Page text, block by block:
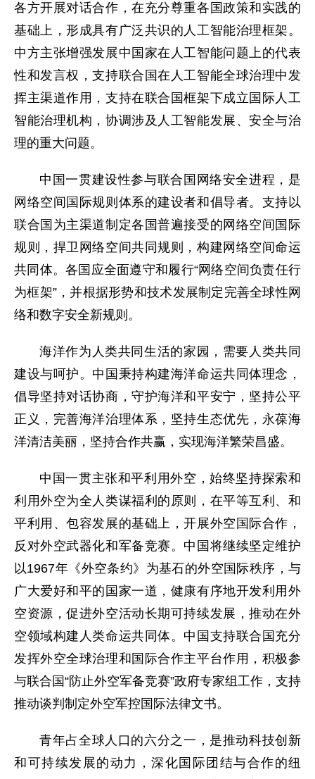
各方开展对话合作，在充分尊重各国政策和实践的
基础上，形成具有广泛共识的人工智能治理框架。
中方主张增强发展中国家在人工智能问题上的代表
性和发言权，支持联合国在人工智能全球治理中发
挥主渠道作用，支持在联合国框架下成立国际人工
智能治理机构，协调涉及人工智能发展、安全与治
理的重大问题。
中国一贯建设性参与联合国网络安全进程，是
网络空间国际规则体系的建设者和倡导者。支持以
联合国为主渠道制定各国普遍接受的网络空间国际
规则，捍卫网络空间共同规则，构建网络空间命运
共同体。各国应全面遵守和履行“网络空间负责任行
为框架”，并根据形势和技术发展制定完善全球性网
络和数字安全新规则。
海洋作为人类共同生活的家园，需要人类共同
建设与呵护。中国秉持构建海洋命运共同体理念，
倡导坚持对话协商，守护海洋和平安宁，坚持公平
正义，完善海洋治理体系，坚持生态优先，永葆海
洋清洁美丽，坚持合作共赢，实现海洋繁荣昌盛。
中国一贯主张和平利用外空，始终坚持探索和
利用外空为全人类谋福利的原则，在平等互利、和
平利用、包容发展的基础上，开展外空国际合作，
反对外空武器化和军备竞赛。中国将继续坚定维护
以1967年《外空条约》为基石的外空国际秩序，与
广大爱好和平的国家一道，健康有序地开发利用外
空资源，促进外空活动长期可持续发展，推动在外
空领域构建人类命运共同体。中国支持联合国充分
发挥外空全球治理和国际合作主平台作用，积极参
与联合国“防止外空军备竞赛”政府专家组工作，支持
推动谈判制定外空军控国际法律文书。
青年占全球人口的六分之一，是推动科技创新
和可持续发展的动力，深化国际团结与合作的纽